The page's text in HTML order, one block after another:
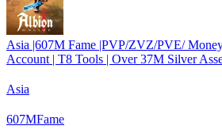
Asia |607M Fame |PVP/ZVZ/PVE/
Account | T8 Tools | Over 37M Silver
Asia
607MFame